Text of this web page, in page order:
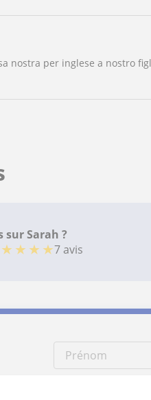
nostra per inglese a nostro
sur Sarah ?
★ ★ ★ ★7 avis